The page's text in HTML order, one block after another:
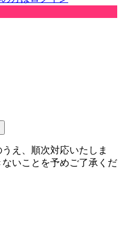
え、順次対応いたしま
いことを予めご了承くだ